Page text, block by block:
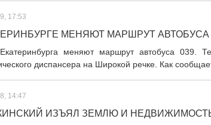
17:53
МЕНЯЮТ МАРШРУТ АВТОБУСА
меняют маршрут автобуса
диспансера на Широкой речке. Как
14:47
ИЗЪЯЛ ЗЕМЛЮ И